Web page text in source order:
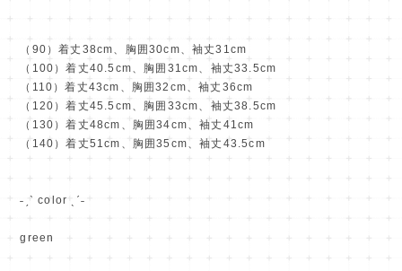
（90）着丈38cm、胸囲30cm、袖丈31cm
（100）着丈40.5cm、胸囲31cm、袖丈33.5cm
（110）着丈43cm、胸囲32cm、袖丈36cm
（120）着丈45.5cm、胸囲33cm、袖丈38.5cm
（130）着丈48cm、胸囲34cm、袖丈41cm
（140）着丈51cm、胸囲35cm、袖丈43.5cm
˗ˏˋ color ˎˊ˗
green